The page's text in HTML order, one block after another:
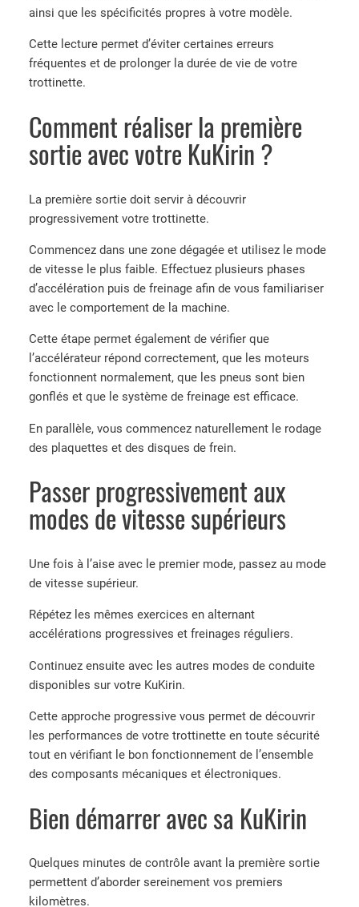
ainsi que les spécificités propres à votre modèle.
Cette lecture permet d’éviter certaines erreurs
fréquentes et de prolonger la durée de vie de votre
trottinette.
Comment réaliser la première
sortie avec votre KuKirin ?
La première sortie doit servir à découvrir
progressivement votre trottinette.
Commencez dans une zone dégagée et utilisez le mode
de vitesse le plus faible. Effectuez plusieurs phases
d’accélération puis de freinage afin de vous familiariser
avec le comportement de la machine.
Cette étape permet également de vérifier que
l’accélérateur répond correctement, que les moteurs
fonctionnent normalement, que les pneus sont bien
gonflés et que le système de freinage est efficace.
En parallèle, vous commencez naturellement le rodage
des plaquettes et des disques de frein.
Passer progressivement aux
modes de vitesse supérieurs
Une fois à l’aise avec le premier mode, passez au mode
de vitesse supérieur.
Répétez les mêmes exercices en alternant
accélérations progressives et freinages réguliers.
Continuez ensuite avec les autres modes de conduite
disponibles sur votre KuKirin.
Cette approche progressive vous permet de découvrir
les performances de votre trottinette en toute sécurité
tout en vérifiant le bon fonctionnement de l’ensemble
des composants mécaniques et électroniques.
Bien démarrer avec sa KuKirin
Quelques minutes de contrôle avant la première sortie
permettent d’aborder sereinement vos premiers
kilomètres.